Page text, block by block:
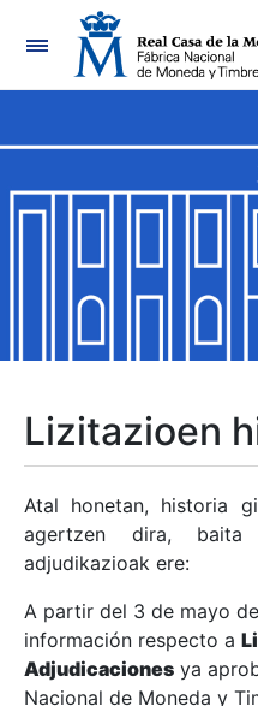
Nabigazioa
Erakutsi/Ezkutatu
Erakutsi/Ezkutatu
Erakutsi/Ezkutatu
Erakutsi/Ezkutatu
Erakutsi/Ezkutatu
Erakutsi/Ezkutatu
Lizitazioen
Atal honetan, historia
agertzen dira,
adjudikazioak ere:
A partir del 3 de mayo
información respecto a
Adjudicaciones ya
Nacional de Moneda y